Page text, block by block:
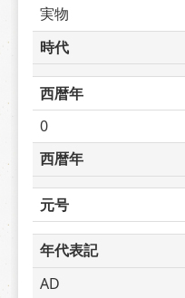
実物
時代
西暦年
0
西暦年
元号
年代表記
AD